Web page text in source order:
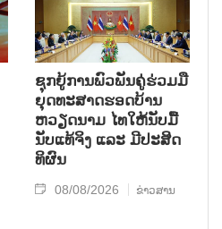
ຊຸກ​ຍູ້​ການ​ພົວ​ພັນ​ຄູ່​ຮ່ວມ​ມື​
ຍຸດ​ທະ​ສາດ​ຮອດ​ບ້ານ
ຫວຽດ​ນາມ ໄທ​ໃຫ້​ນັບ​ມື້​
ນັບ​ແທ້​ຈິງ ແລະ ມີ​ປະ​ສິດ​
ທິ​ຜົນ
08/08/2026 ຂ່າວສານ